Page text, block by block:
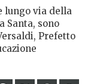
lungo via della
Santa, sono
Prefetto